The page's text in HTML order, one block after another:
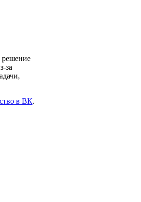
решение
за
в ВК.